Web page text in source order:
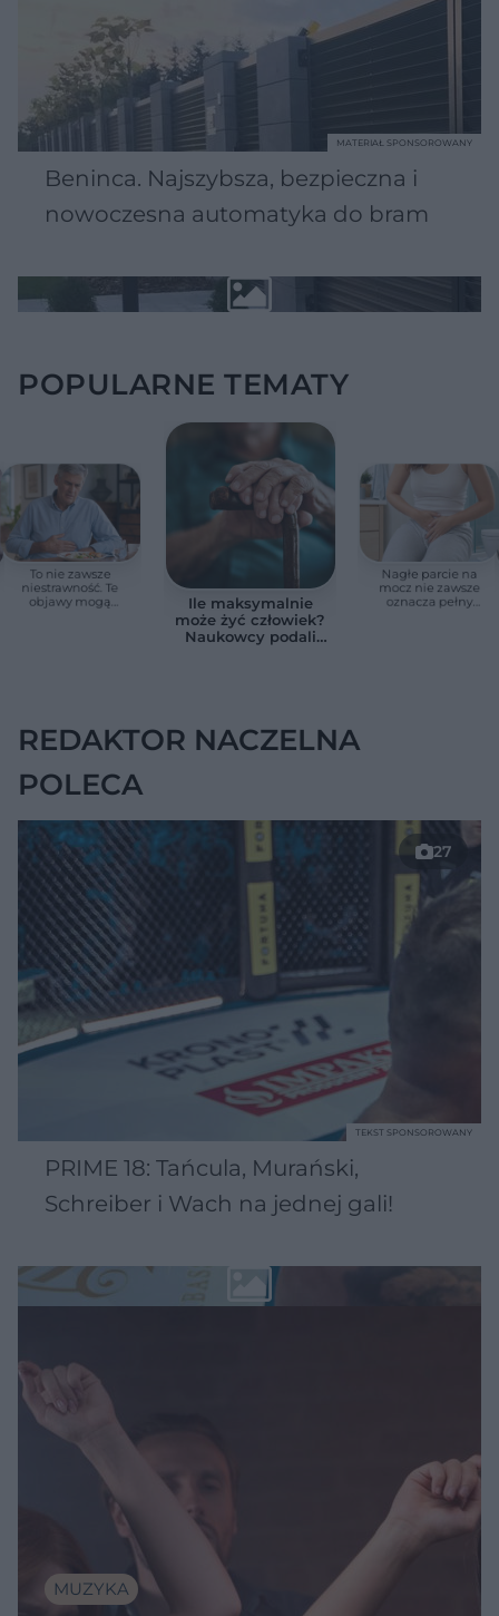
Beninca. Najszybsza, bezpieczna i
nowoczesna automatyka do bram
MATERIAŁ SPONSOROWANY
POPULARNE TEMATY
To nie zawsze
niestrawność. Te
objawy mogą
Ile maksymalnie
może żyć człowiek?
Naukowcy podali
Nagłe parcie na
mocz nie zawsze
oznacza pełny
REDAKTOR NACZELNA
POLECA
27
PRIME 18: Tańcula, Murański,
Schreiber i Wach na jednej gali!
TEKST SPONSOROWANY
MUZYKA